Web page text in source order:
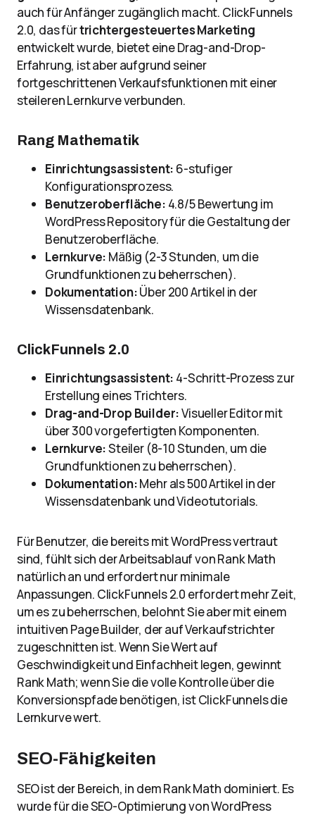
auch für Anfänger zugänglich macht. ClickFunnels
2.0, das fürtrichtergesteuertes Marketing
entwickelt wurde, bietet eine Drag-and-Drop-
Erfahrung, ist aber aufgrund seiner
fortgeschrittenen Verkaufsfunktionen mit einer
steileren Lernkurve verbunden.
Rang Mathematik
Einrichtungsassistent: 6-stufiger
Konfigurationsprozess.
Benutzeroberfläche: 4.8/5 Bewertung im
WordPress Repository für die Gestaltung der
Benutzeroberfläche.
Lernkurve: Mäßig (2-3 Stunden, um die
Grundfunktionen zu beherrschen).
Dokumentation:Über 200 Artikel in der
Wissensdatenbank.
ClickFunnels 2.0
Einrichtungsassistent: 4-Schritt-Prozess zur
Erstellung eines Trichters.
Drag-and-Drop Builder:Visueller Editor mit
über 300 vorgefertigten Komponenten.
Lernkurve:Steiler (8-10 Stunden, um die
Grundfunktionen zu beherrschen).
Dokumentation:Mehr als 500 Artikel in der
Wissensdatenbank und Videotutorials.
Für Benutzer, die bereits mit WordPress vertraut
sind, fühlt sich der Arbeitsablauf von Rank Math
natürlich an und erfordert nur minimale
Anpassungen. ClickFunnels 2.0 erfordert mehr Zeit,
um es zu beherrschen, belohnt Sie aber mit einem
intuitiven Page Builder, der auf Verkaufstrichter
zugeschnitten ist. Wenn Sie Wert auf
Geschwindigkeit und Einfachheit legen, gewinnt
Rank Math; wenn Sie die volle Kontrolle über die
Konversionspfade benötigen, ist ClickFunnels die
Lernkurve wert.
SEO-Fähigkeiten
SEO ist der Bereich, in dem Rank Math dominiert. Es
wurde für die SEO-Optimierung von WordPress